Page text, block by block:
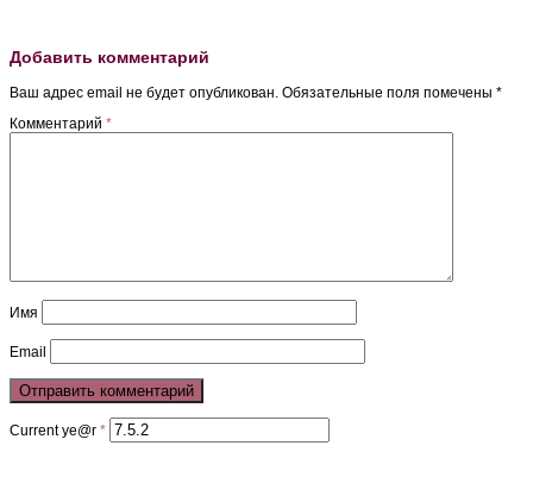
Добавить комментарий
Ваш адрес email не будет опубликован. Обязательные поля помечены *
Комментарий *
Имя
Email
Current ye@r *